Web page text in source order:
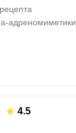
адреномиметики
4.5